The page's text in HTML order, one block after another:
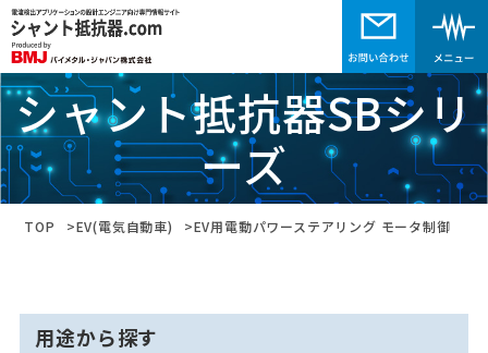
シャント抵抗器SBシリ
ーズ
TOP EV(電気自動車) EV用電動パワーステアリング モータ制御
用途から探す